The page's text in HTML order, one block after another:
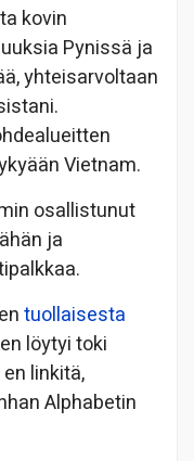
kovin
Pynissä ja
yhteisarvoltaan
Vietnam.
osallistunut
ja
tuollaisesta
löytyi toki
linkitä,
Alphabetin